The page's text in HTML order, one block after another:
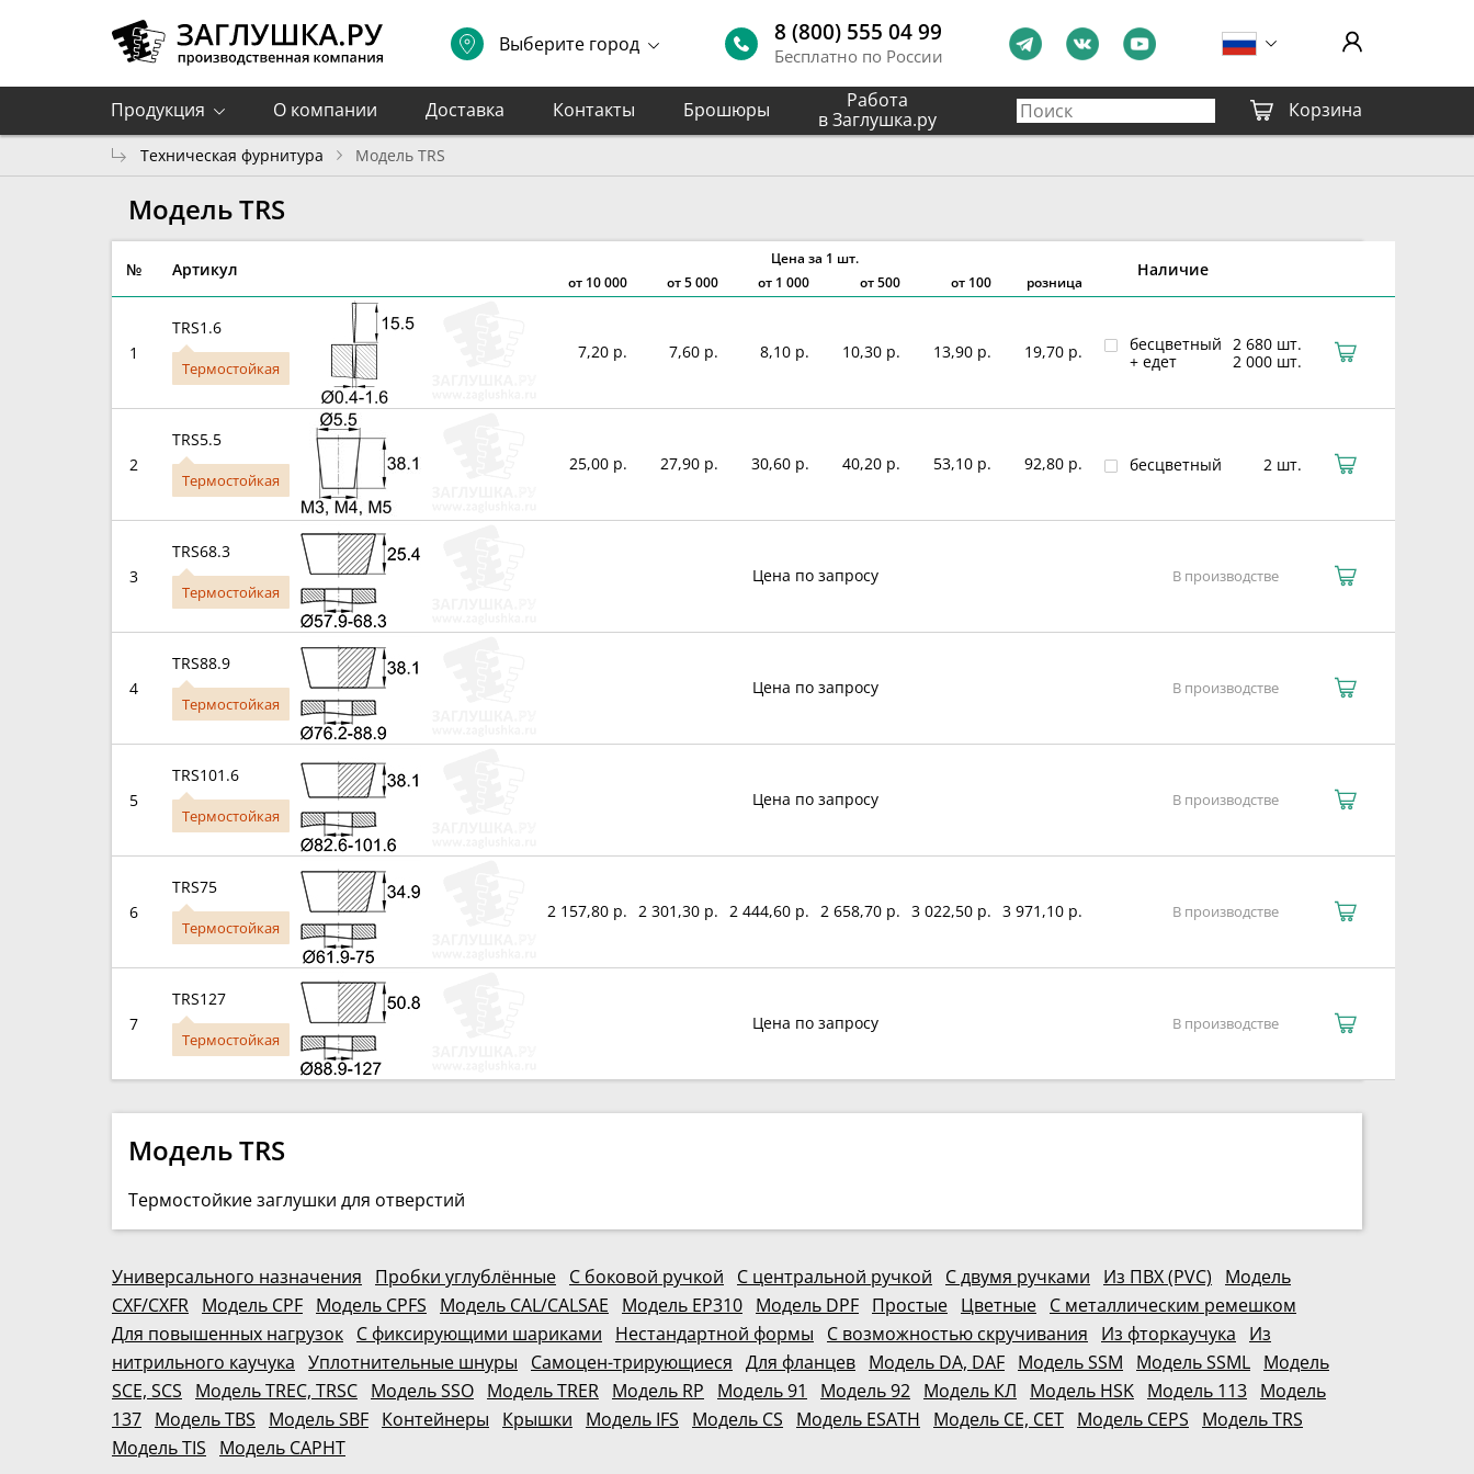
Выберите город 8 (800) 555 04 99
Бесплатно по России
Продукция О компании Доставка Контакты Брошюры
Работа
в Заглушка.ру
Корзина
Техническая фурнитура Модель TRS
Модель TRS
№ Артикул
Цена за 1 шт.
Наличие
от 10 000 от5 000 от 1 000 от 500 от 100 розница
1
TRS1.6
Термостойкая
7,20 р. 7,60 р. 8,10 р. 10,30 р. 13,90 р. 19,70 р. бесцветный
2 680 шт.
+ едет
2 000 шт.
2
TRS5.5
Термостойкая
25,00 р. 27,90 р. 30,60 р. 40,20 р. 53,10 р. 92,80 р. бесцветный 2 шт.
3
TRS68.3
Термостойкая
Цена по запросу В производстве
4
TRS88.9
Термостойкая
Цена по запросу В производстве
5
TRS101.6
Термостойкая
Цена по запросу В производстве
6
TRS75
Термостойкая
2 157,80 р. 2 301,30 р. 2 444,60 р. 2 658,70 р. 3 022,50 р. 3 971,10 р. В производстве
7
TRS127
Термостойкая
Цена по запросу В производстве
Модель TRS
Термостойкие заглушки для отверстий
Универсального назначения Пробки углублённые С боковой ручкой С центральной ручкой С двумя ручками Из ПВХ (PVC)
Модель
CXF/CXFR Модель CPF Модель CPFS Модель CAL/CALSAE Модель EP310 Модель DPF Простые Цветные С металлическим ремешком
Для повышенных нагрузок С фиксирующими шариками Нестандартной формы С возможностью скручивания Из фторкаучука
Из
нитрильного каучука Уплотнительные шнуры Самоцен-трирующиеся Для фланцев Модель DA, DAF Модель SSM Модель SSML Модель
SCE, SCS
Модель TREC, TRSC Модель SSO Модель TRER Модель RP Модель 91 Модель 92 Модель КЛ Модель HSK Модель 113 Модель
137 Модель TBS Модель SBF Контейнеры Крышки Модель IFS Модель CS Модель ESATH Модель CE, CET Модель CEPS
Модель TRS
Модель TIS
Модель CAPHT